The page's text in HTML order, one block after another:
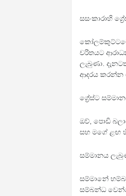
සසංකාරාහි
කෝලම්කුට්ටමේ
චරිතයට
ලැබුණා.
ආදරය කරන්න
ග්‍රේස්ට
ඔව්, පොඩි
සහ මගේ ළඟ
සම්මානය
සම්මානේ
සම්බන්ධ